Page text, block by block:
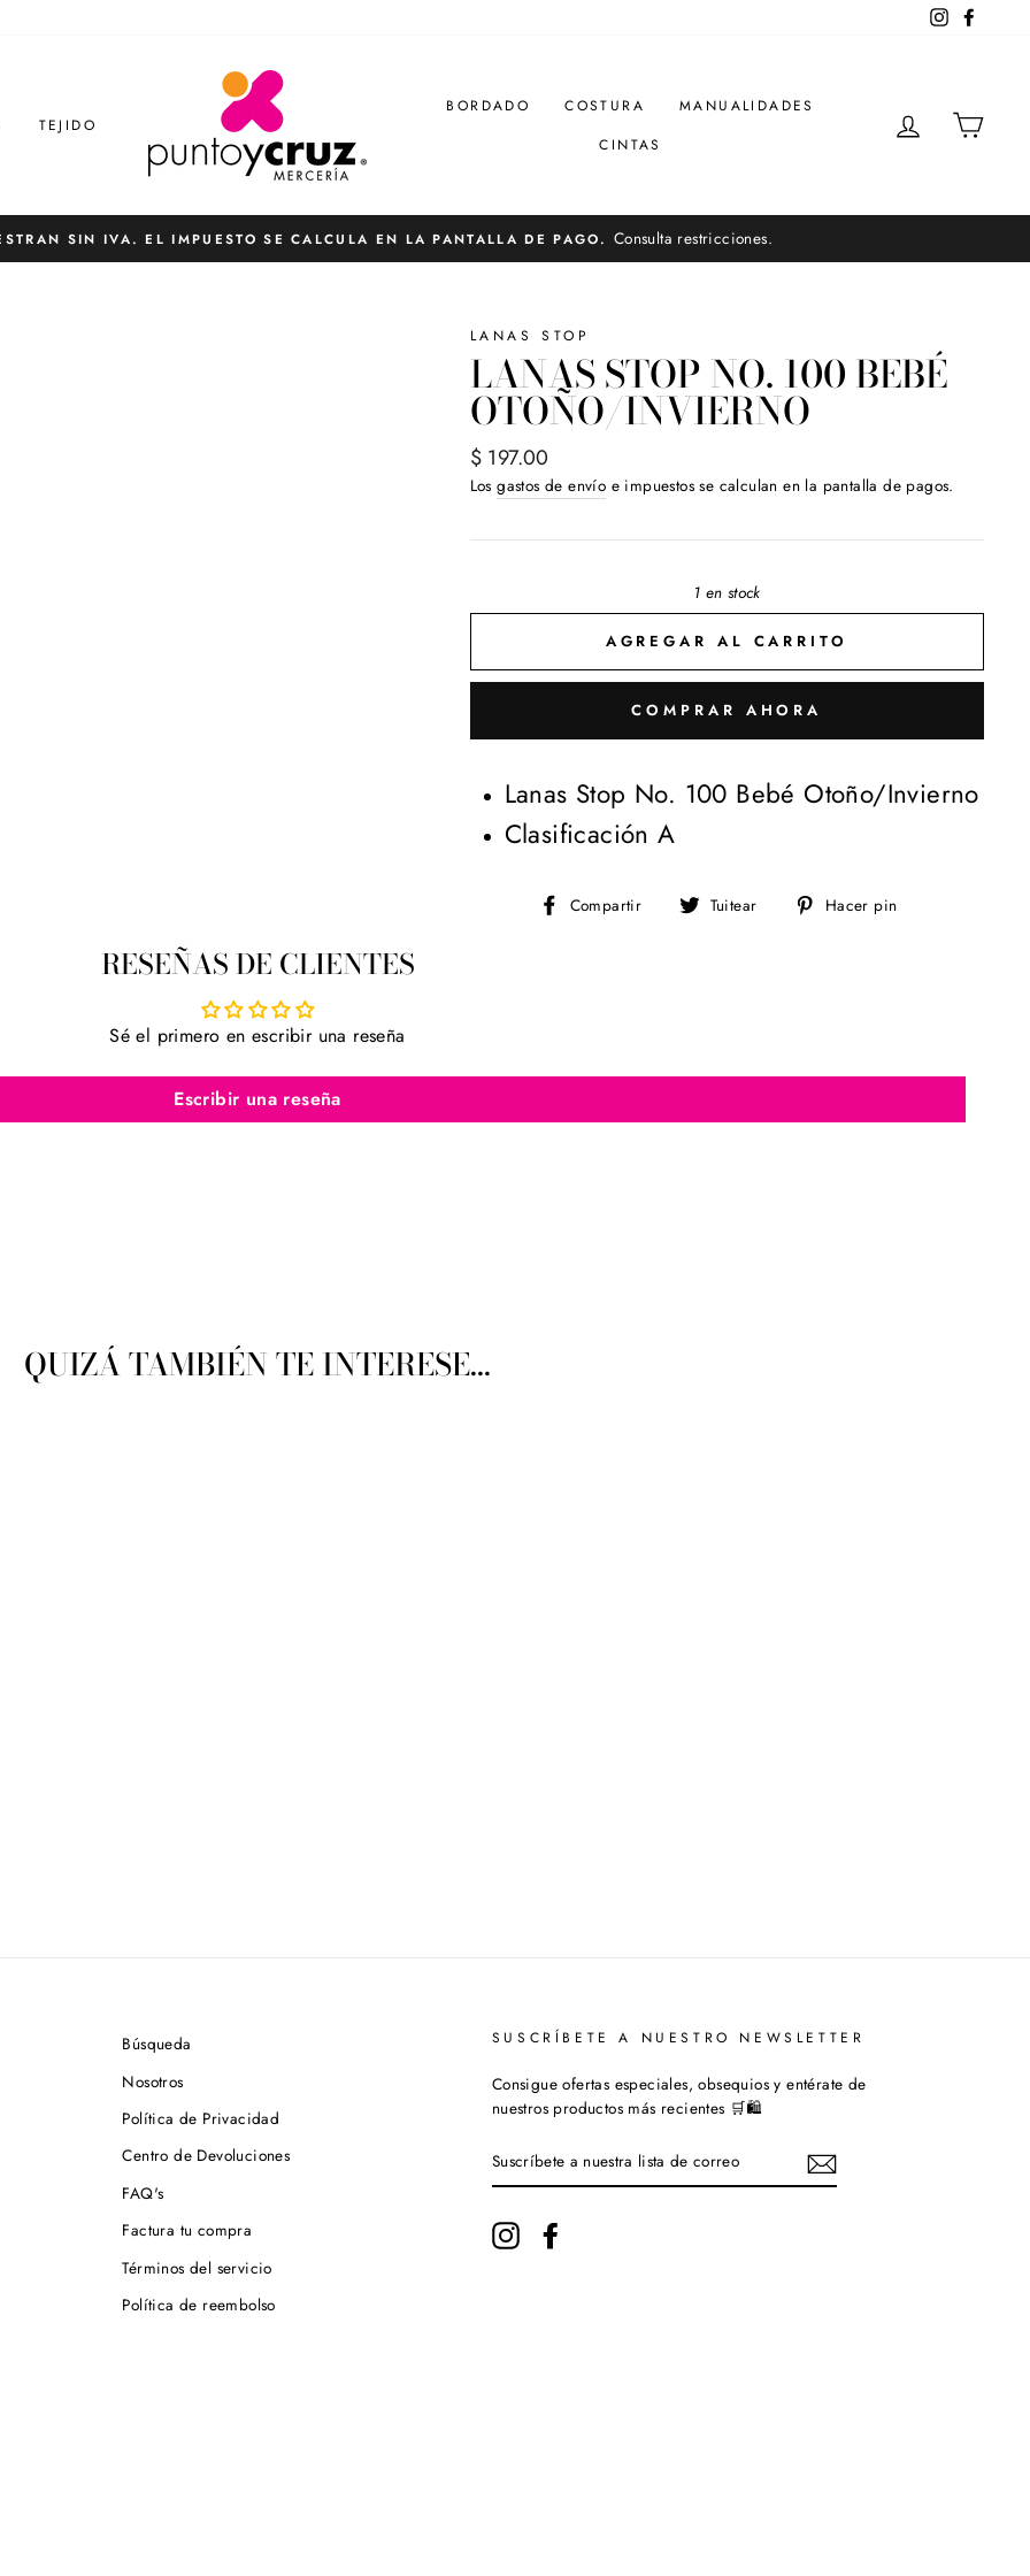
Instagram
TEJIDO
BORDADO COSTURA
MANUALIDADES
CINTAS
INGRESAR
diapositivas
SIN IVA. EL IMPUESTO SE CALCULA EN LA PANTALLA DE PAGO. Consulta restricciones.
LANAS STOP
LANAS STOP NO. 100 BEBÉ
OTOÑO/INVIERNO
Precio
habitual
$ 197.00
Losgastos de envío e impuestos se calculan en la pantalla de pagos.
1 en stock
AGREGAR AL CARRITO
COMPRAR AHORA
Lanas Stop No. 100 Bebé Otoño/Invierno
Clasificación A
Compartir
Compartir
Tuitear
TuitearHacer pin
RESEÑAS DE CLIENTES
Sé el primero en escribir una reseña
Escribir una reseña
QUIZÁ TAMBIÉN TE INTERESE...
Búsqueda
Nosotros
Política de Privacidad
Centro de Devoluciones
FAQ's
Factura tu compra
Términos del servicio
Política de reembolso
SUSCRÍBETE A NUESTRO NEWSLETTER
Consigue ofertas especiales, obsequios y entérate de
nuestros productos más recientes 🛒🛍️
A
NUESTRA
DE
CORREO
Instagram